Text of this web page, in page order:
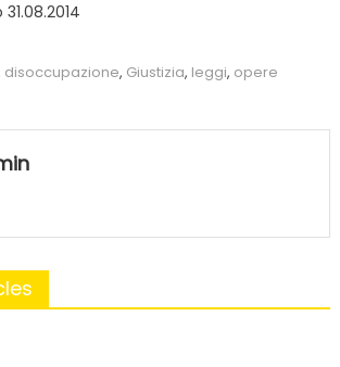
disoccupazione, Giustizia, leggi, opere